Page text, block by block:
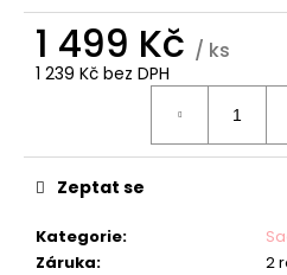
1 499 Kč / ks
1 239 Kč bez DPH
Kategorie:
Záruka:
2
Zeptat se